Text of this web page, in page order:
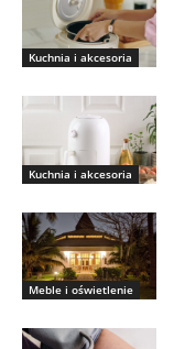
Kuchnia i akcesoria
Kuchnia i akcesoria
Meble i oświetlenie